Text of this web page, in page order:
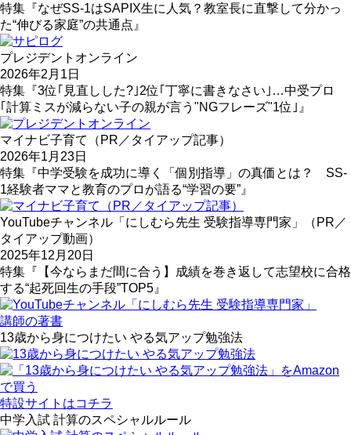
特集『なぜSS-1はSAPIX生に人気？教室長に直撃して分かっ
た“伸びる家庭”の共通点』
プレジデントオンライン
2026年2月1日
特集『3位｢見直しした?｣2位｢丁寧に書きなさい｣…中受プロ
｢計算ミスが減らない子の親が言う"NGフレーズ"1位｣』
マイナビ子育て（PR／タイアップ記事）
2026年1月23日
特集『中学受験を成功に導く「個別指導」の真価とは？ SS-
1経験者ママと教育のプロが語る“学習の要”』
YouTubeチャンネル「にしむら先生 受験指導専門家」（PR／
タイアップ動画）
2025年12月20日
特集『【今ならまだ間に合う】成績を巻き返して志望校に合格
する“起死回生の手段”TOP5』
講師の著書
13歳から身につけたい やる気アップ勉強法
特設サイトはコチラ
中学入試 計算のスペシャルルール